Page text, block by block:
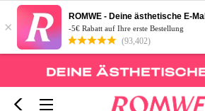
×
ROMWE - Deine ästhetische E-Mall
-5€ Rabatt auf Ihre erste Bestellung
(93,402)